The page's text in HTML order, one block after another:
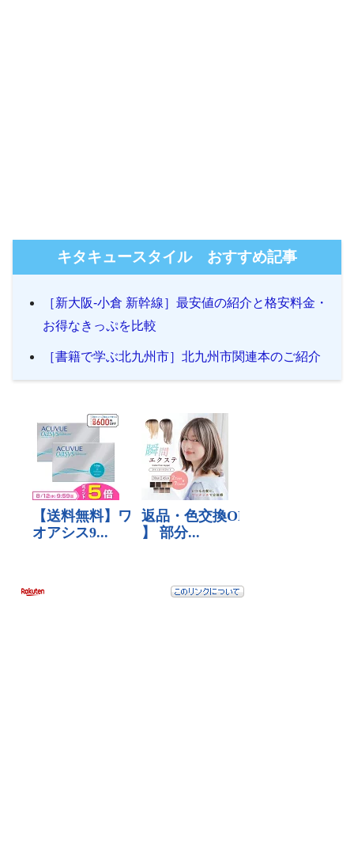
キタキュースタイル おすすめ記事
［新大阪-小倉 新幹線］最安値の紹介と格安料金・
お得なきっぷを比較
［書籍で学ぶ北九州市］北九州市関連本のご紹介